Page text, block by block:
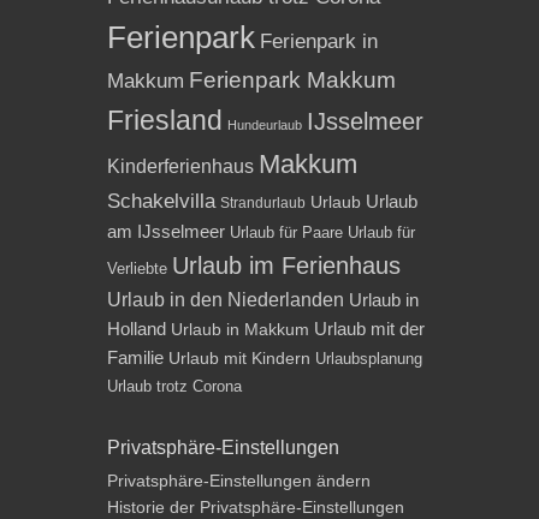
Ferienpark Ferienpark in
Makkum Ferienpark Makkum
Friesland Hundeurlaub IJsselmeer
Kinderferienhaus Makkum
Schakelvilla Strandurlaub Urlaub Urlaub
am IJsselmeer Urlaub für Paare Urlaub für
Verliebte Urlaub im Ferienhaus
Urlaub in den Niederlanden Urlaub in
Holland Urlaub in Makkum Urlaub mit der
Familie Urlaub mit Kindern Urlaubsplanung
Urlaub trotz Corona
Privatsphäre-Einstellungen
Privatsphäre-Einstellungen ändern
Historie der Privatsphäre-Einstellungen